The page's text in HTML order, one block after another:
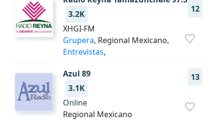
12
3.2K
XHGI-FM
Grupera, Regional Mexicano,
Entrevistas,
Azul 89
13
3.1K
Online
Regional Mexicano